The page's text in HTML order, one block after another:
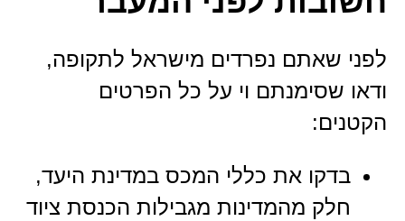
לפני שאתם נפרדים מישראל לתקופה,
ודאו שסימנתם וי על כל הפרטים
הקטנים:
בדקו את כללי המכס במדינת היעד,
חלק מהמדינות מגבילות הכנסת ציוד